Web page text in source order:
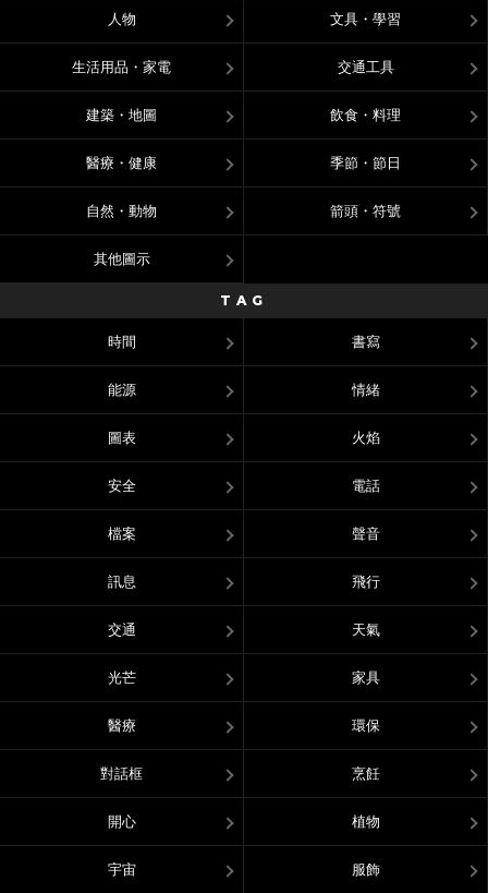
人物 文具・學習
生活用品・家電 交通工具
建築・地圖 飲食・料理
醫療・健康 季節・節日
自然・動物 箭頭・符號
其他圖示
TAG
時間 書寫
能源 情緒
圖表 火焰
安全 電話
檔案 聲音
訊息 飛行
交通 天氣
光芒 家具
醫療 環保
對話框 烹飪
開心 植物
宇宙 服飾